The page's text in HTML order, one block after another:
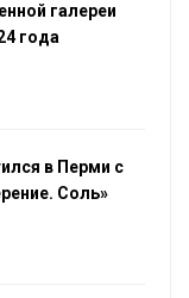
галереи
года
в Перми с
Соль»